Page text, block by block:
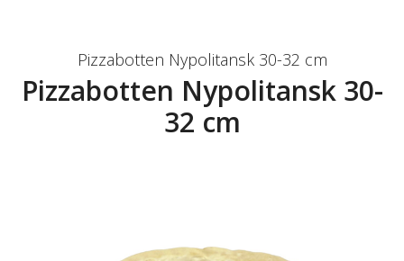
Pizzabotten Nypolitansk 30-32 cm
Pizzabotten Nypolitansk 30-
32 cm